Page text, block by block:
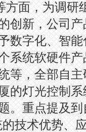
方面，为调研
创新，公司
数字化、智
系统软硬件
等，全部自
的灯光控制
。重点提及
技术优势、